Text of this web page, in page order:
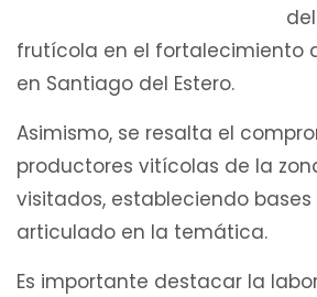
frutícola en el fortalecimiento
en Santiago del Estero.
Asimismo, se resalta el
productores vitícolas de la
visitados, estableciendo
articulado en la temática.
Es importante destacar la